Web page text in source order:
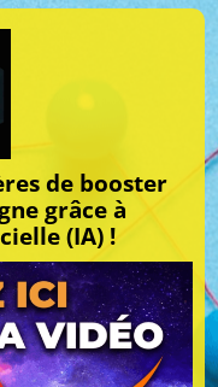
de booster
grâce à
(IA) !